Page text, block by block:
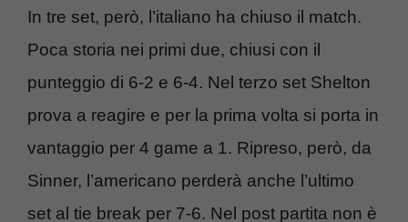
In tre set, però, l’italiano ha chiuso il match.
Poca storia nei primi due, chiusi con il
punteggio di 6-2 e 6-4. Nel terzo set Shelton
prova a reagire e per la prima volta si porta in
vantaggio per 4 game a 1. Ripreso, però, da
Sinner, l’americano perderà anche l’ultimo
set al tie break per 7-6. Nel post partita non è